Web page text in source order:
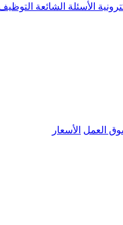
الأسئلة الشائعة
العمل الأسعار